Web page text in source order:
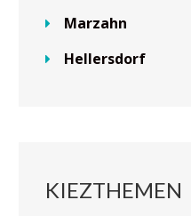
Marzahn
Hellersdorf
KIEZTHEMEN